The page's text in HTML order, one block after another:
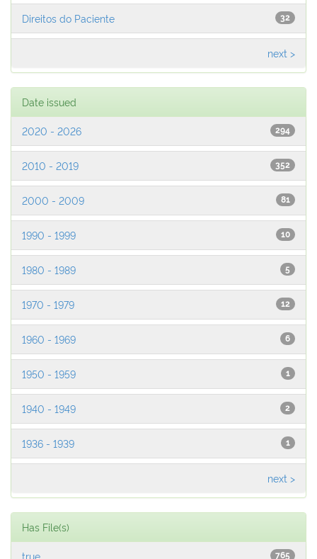
32
Direitos do Paciente
next >
Date issued
294
2020 - 2026
352
2010 - 2019
81
2000 - 2009
10
1990 - 1999
5
1980 - 1989
12
1970 - 1979
6
1960 - 1969
1
1950 - 1959
2
1940 - 1949
1
1936 - 1939
next >
Has File(s)
765
true